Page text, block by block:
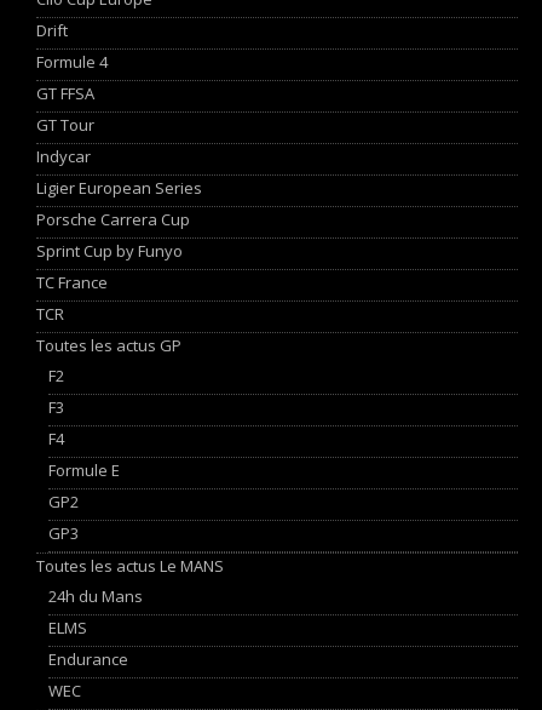
Drift
Formule 4
GT FFSA
GT Tour
Indycar
Ligier European Series
Porsche Carrera Cup
Sprint Cup by Funyo
TC France
TCR
Toutes les actus GP
F2
F3
F4
Formule E
GP2
GP3
Toutes les actus Le MANS
24h du Mans
ELMS
Endurance
WEC